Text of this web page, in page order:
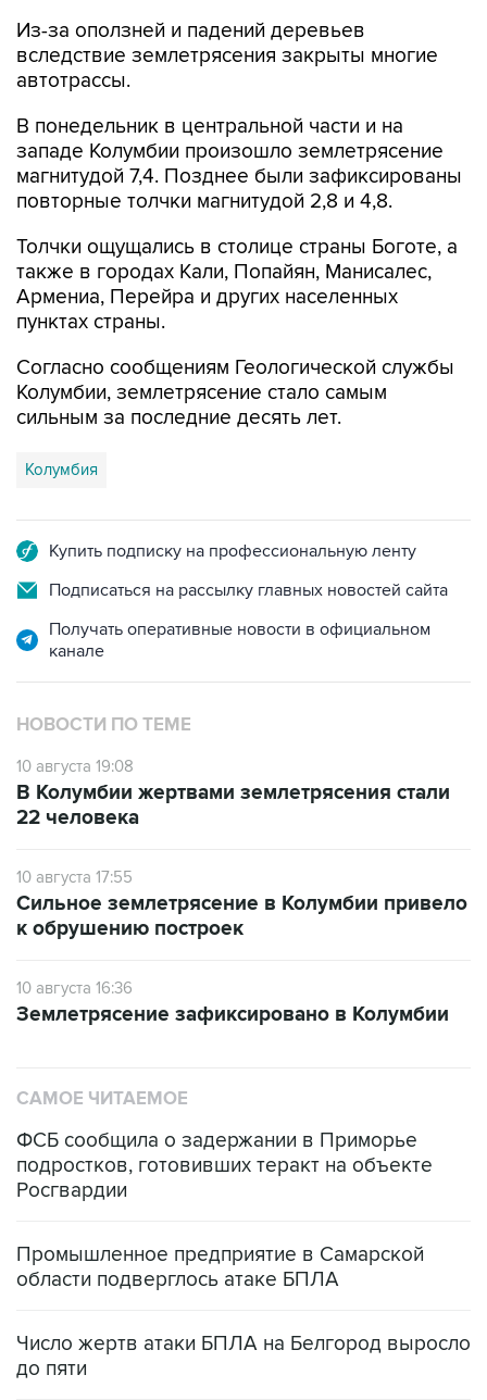
Из-за оползней и падений деревьев
вследствие землетрясения закрыты многие
автотрассы.
В понедельник в центральной части и на
западе Колумбии произошло землетрясение
магнитудой 7,4. Позднее были зафиксированы
повторные толчки магнитудой 2,8 и 4,8.
Толчки ощущались в столице страны Боготе, а
также в городах Кали, Попайян, Манисалес,
Армениа, Перейра и других населенных
пунктах страны.
Согласно сообщениям Геологической службы
Колумбии, землетрясение стало самым
сильным за последние десять лет.
Колумбия
Купить подписку на профессиональную ленту
Подписаться на рассылку главных новостей сайта
Получать оперативные новости в официальном
канале
НОВОСТИ ПО ТЕМЕ
10 августа 19:08
В Колумбии жертвами землетрясения стали
22 человека
10 августа 17:55
Сильное землетрясение в Колумбии привело
к обрушению построек
10 августа 16:36
Землетрясение зафиксировано в Колумбии
САМОЕ ЧИТАЕМОЕ
ФСБ сообщила о задержании в Приморье
подростков, готовивших теракт на объекте
Росгвардии
Промышленное предприятие в Самарской
области подверглось атаке БПЛА
Число жертв атаки БПЛА на Белгород выросло
до пяти